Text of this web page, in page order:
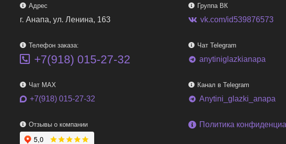
Адрес
г. Анапа, ул. Ленина, 163
Телефон заказа:
+7(918) 015-27-32
Чат MAX
+7(918) 015-27-32
Отзывы о компании
Группа ВК
vk.com/id539876573
Чат Telegram
telegram anytiniglazkianapa
Канал в Telegram
telegram Anytini_glazki_anapa
Политика